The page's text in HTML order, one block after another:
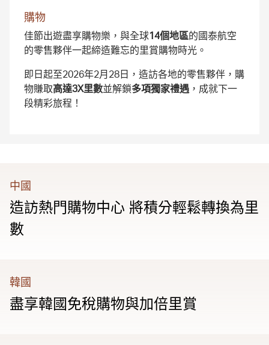
購物
佳節出遊盡享購物樂，與全球14個地區的國泰航空
的零售夥伴一起締造難忘的里賞購物時光。
即日起至2026年2月28日，造訪各地的零售夥伴，購
物賺取高達3X里數並解鎖多項獨家禮遇 ，成就下一
段精彩旅程！
中國
造訪熱門購物中心 將積分輕鬆轉換為里
數
韓國
盡享韓國免稅購物與加倍里賞